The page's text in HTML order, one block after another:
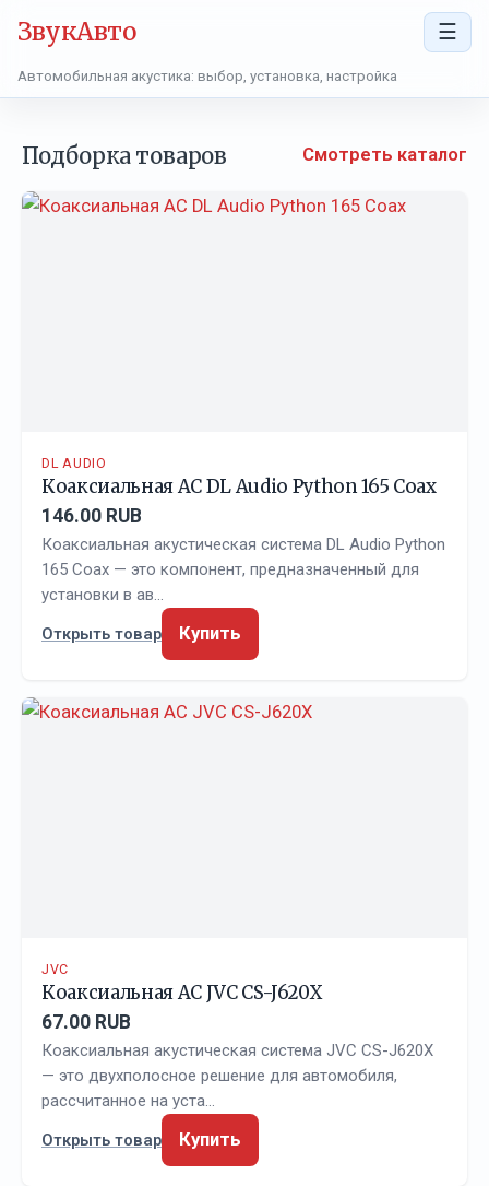
ЗвукАвто ☰
Автомобильная акустика: выбор, установка, настройка
Подборка товаров Смотреть каталог
DL AUDIO
Коаксиальная АС DL Audio Python 165 Coax
146.00 RUB
Коаксиальная акустическая система DL Audio Python
165 Coax — это компонент, предназначенный для
установки в ав…
Открыть товар
Купить
JVC
Коаксиальная АС JVC CS-J620X
67.00 RUB
Коаксиальная акустическая система JVC CS-J620X
— это двухполосное решение для автомобиля,
рассчитанное на уста…
Открыть товар
Купить